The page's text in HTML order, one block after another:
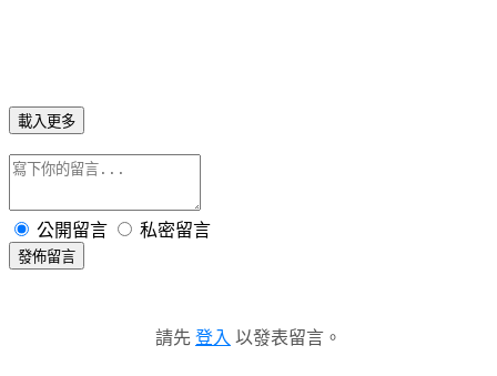
載入更多
公開留言 私密留言
發佈留言
請先 登入 以發表留言。